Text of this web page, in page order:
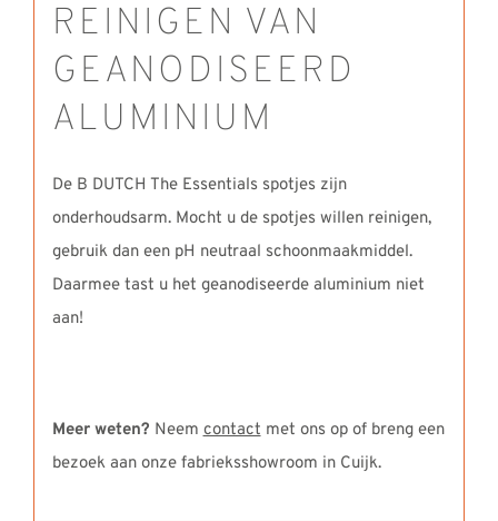
REINIGEN VAN
GEANODISEERD
ALUMINIUM
De B DUTCH The Essentials spotjes zijn
onderhoudsarm. Mocht u de spotjes willen reinigen,
gebruik dan een pH neutraal schoonmaakmiddel.
Daarmee tast u het geanodiseerde aluminium niet
aan!
Meer weten? Neemcontactmet ons op of breng een
bezoek aan onze fabrieksshowroom in Cuijk.